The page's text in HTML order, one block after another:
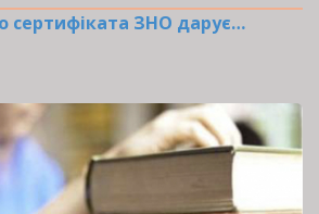
сертифіката ЗНО дарує…